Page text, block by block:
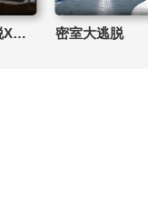
密室大逃脱X乘风破浪的姐姐 密室大逃脱